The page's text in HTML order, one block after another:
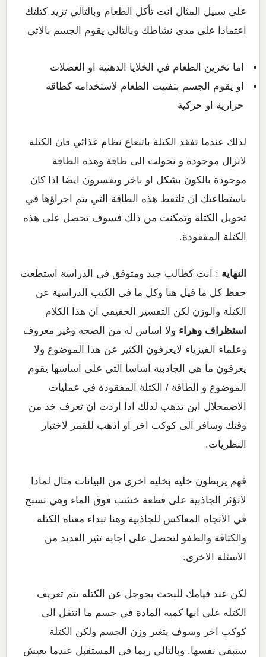
على سبيل المثال انت تأكل الطعام وبالتالي تزيد كتلتك
اعتمادا على مدى نشاطك وبالتالي يقوم الجسم بالاتي
اما تخزين الطعام في الخلايا الدهنية او العضلات
او يقوم الجسم بتفتيت الطعام لاستخدامه كطاقة
حرارية او حركية
لذلك عندما تفقد الكتلة باتبعاع نظام غذائي فان الكتلة
لاتزال موجودة و تحولت الى طاقة وهذه الطاقة
موجودة بالكون بشكل او باخر ويفسرون ايضا اذا كان
باستطاعتك ان تلتقط هذه الطاقة التي يتم اجراؤها في
تحويل الكتلة وتمكنت من ذلك فسوف تحصل على هذه
الكتلة المفقودة.
النهاية : انت كطالب جيد ومتوفق في الدراسة استطعت
حفظ كل ما قيل هنا وكل ما في الكتب الدراسية عن
الكتلة والوزن لكن التفسير الحقيقي ان هذا الكلام
استظراف وهراء ولا اساس له من الصحه وغير معروف
وعلماء الفيزياء لايعرفون الكثير عن هذا الموضوع ولا
يعرفون ما هي الجاذبية اساسا التي على اساسها يقوم
الموضوع و الطاقة / الكتلة المفقودة في عمليات
الاضمحلال اين تذهب لذلك اذا اردت ان تعرف خذ من
وقتك وسافر الى كوكب اخر او اذهب للقمر لاختبار
النظريات.
فهم يربطون خليه بخليه اخرى من البيانات مثال لماذا
لاتؤثر الجاذبية على قطعة خشب فوق الماء وهي تسبح
في الاتجاه المعاكس للجاذبية وهنا تبداء معناه الكتلة
والكثافة والطفو لتحصل على اجابه تثير العديد من
الاسئلة الاخرى.
لكن عند قيامك للبحث بجوجل عن الكتله يتم تعريف
الكتله على انها كميه المادة في جسم ما انتقل الى
كوكب اخر وسوف يتغير وزن الجسم ولكن الكتلة
ستبقى نفسها. وبالتالي ربما في المستقبل عندما يعيش